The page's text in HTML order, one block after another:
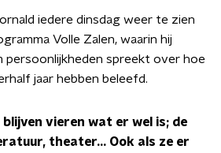
iedere dinsdag weer te zien
Volle Zalen, waarin hij
persoonlijkheden spreekt over hoe
jaar hebben beleefd.
vieren wat er wel is; de
theater… Ook als ze er